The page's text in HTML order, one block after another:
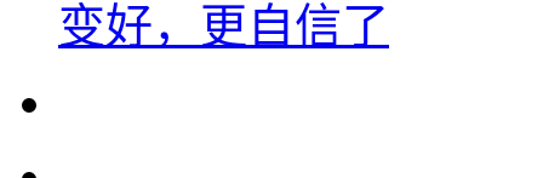
变好，更自信了